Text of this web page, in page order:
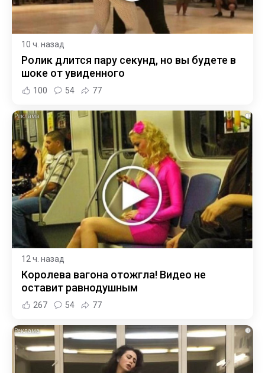
10 ч. назад
Ролик длится пару секунд, но вы будете в
шоке от увиденного
100 54 77
i
12 ч. назад
Королева вагона отожгла! Видео не
оставит равнодушным
267 54 77
i